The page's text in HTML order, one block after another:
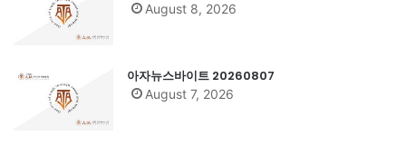
August 8, 2026
아자뉴스바이트 20260807
August 7, 2026